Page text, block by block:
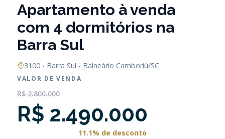
Apartamento à venda
com 4 dormitórios na
Barra Sul
3100 - Barra Sul - Balneário Camboriú/SC
VALOR DE VENDA
R$ 2.800.000
R$ 2.490.000
11.1% de desconto